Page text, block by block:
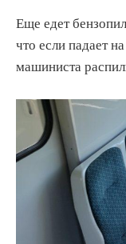
Еще едет
что если падает
машиниста